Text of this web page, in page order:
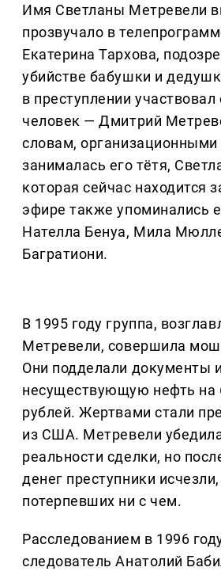
Имя Светланы Метревели
прозвучало в
Екатерина Тархова,
убийстве бабушки и
в преступлении
человек — Дмитрий
словам,
занималась его тётя,
которая сейчас находится
эфире также упоминались
Нателла Бенуа, Мила
Багратиони.
В 1995 году группа,
Метревели, совершила
Они подделали документы
несуществующую нефть на
рублей. Жертвами стали
из США. Метревели
реальности сделки, но
денег преступники
потерпевших ни с чем.
Расследованием в 1996
следователь Анатолий